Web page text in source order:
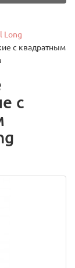
Long
c квадратным
c